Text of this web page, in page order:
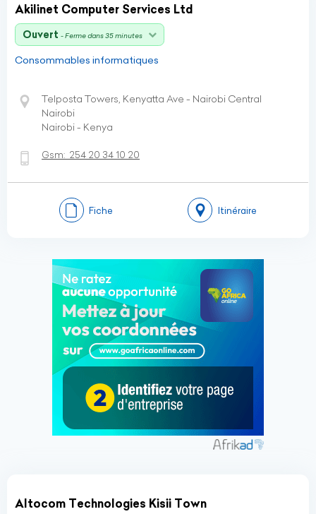
Akilinet Computer Services Ltd
Ouvert - Ferme dans 35 minutes
Consommables informatiques
Telposta Towers, Kenyatta Ave - Nairobi Central
Nairobi
Nairobi - Kenya
Gsm: 254 20 34 10 20
Fiche Itinéraire
Altocom Technologies Kisii Town